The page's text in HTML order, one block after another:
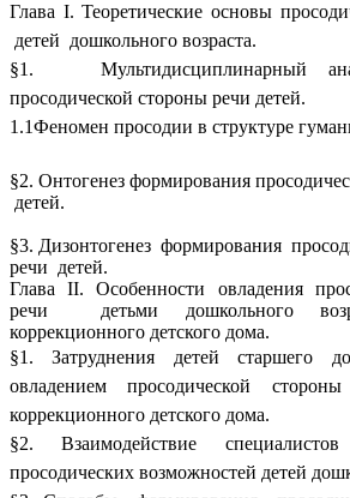
Глава I. Теоретические основы
детей дошкольного возраста.
§1. Мультидисциплинарный
просодической стороны речи детей.
1.1Феномен просодии в структуре
§2. Онтогенез формирования
§3. Дизонтогенез формирования
речи детей.
Глава II. Особенности овладения
речи детьми дошкольного
коррекционного детского дома.
§1. Затруднения детей старшего
овладением просодической
коррекционного детского дома.
§2. Взаимодействие
просодических возможностей детей